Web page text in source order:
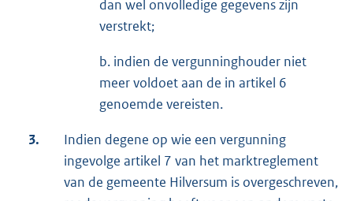
dan wel onvolledige gegevens zijn
verstrekt;
b. indien de vergunninghouder niet
meer voldoet aan de in artikel 6
genoemde vereisten.
3.
Indien degene op wie een vergunning
ingevolge artikel 7 van het marktreglement
van de gemeente Hilversum is overgeschreven,